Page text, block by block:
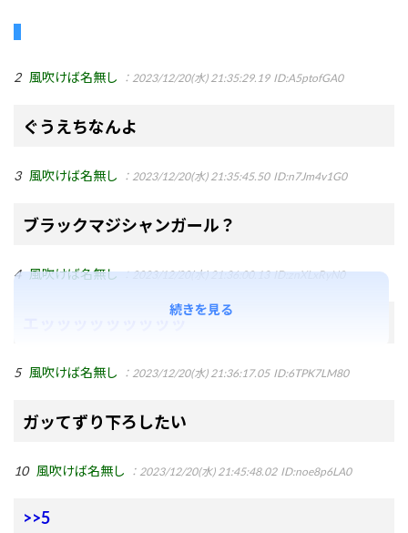
2 風吹けば名無し ：2023/12/20(水) 21:35:29.19 ID:A5ptofGA0
ぐうえちなんよ
3 風吹けば名無し ：2023/12/20(水) 21:35:45.50 ID:n7Jm4v1G0
ブラックマジシャンガール？
4 風吹けば名無し：2023/12/20(水) 21:36:00.13 ID:znXLxRyN0
5 風吹けば名無し ：2023/12/20(水) 21:36:17.05 ID:6TPK7LM80
ガッてずり下ろしたい
10 風吹けば名無し ：2023/12/20(水) 21:45:48.02 ID:noe8p6LA0
>>5
続きを見る